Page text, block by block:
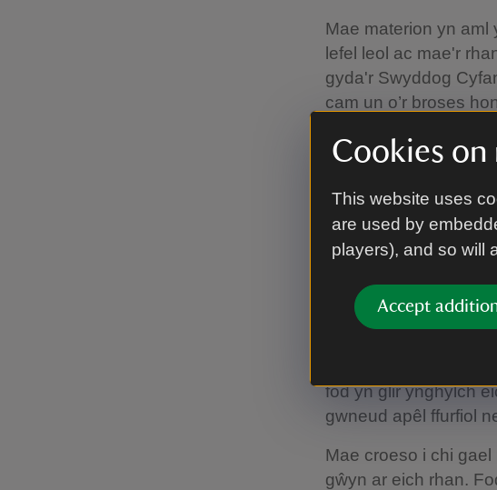
Cookies
This website uses
are used by
players), and so will
Accept
Mae materion yn aml
lefel leol ac mae'r
gyda'r Swyddog
cam un o’r broses
ar lafar, neu
yn ysgrifenedig.
Os byddwch yn sôn
anffurfiol, byddwn yn
yw’r trafodaethau
broses apeliadau a
Bydd angen gwneud
fod yn glir ynghylch
gwneud apêl ffurfiol
Mae croeso i chi
gŵyn ar eich rhan.